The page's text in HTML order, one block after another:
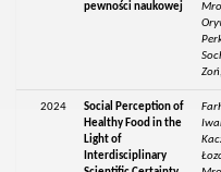
pewności naukowej
2024
Social Perception of
Healthy Food in the
Light of
Interdisciplinary